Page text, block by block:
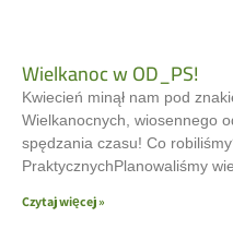
Wielkanoc w OD_PS!
Kwiecień minął nam pod
Wielkanocnych, wiosennego
spędzania czasu! Co
PraktycznychPlanowaliśmy
Czytaj więcej »